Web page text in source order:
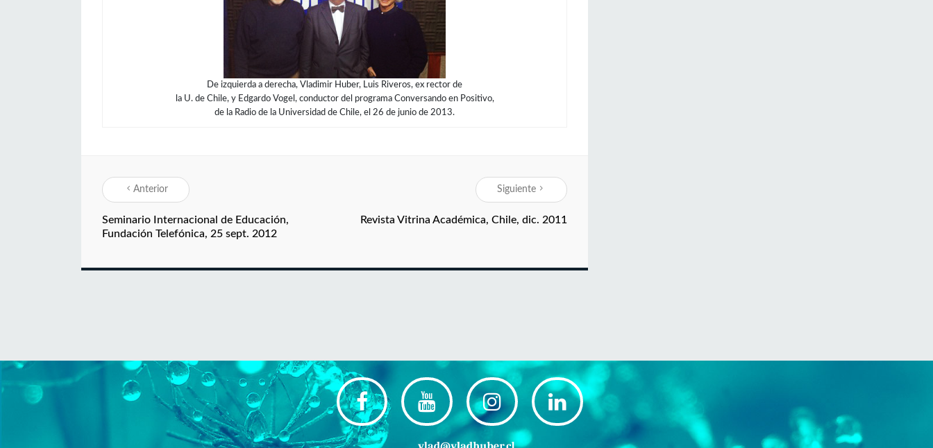
De izquierda a derecha, Vladimir Huber, Luis Riveros, ex rector de
la U. de Chile, y Edgardo Vogel, conductor del programa Conversando en Positivo,
de la Radio de la Universidad de Chile, el 26 de junio de 2013.
Anterior
Seminario Internacional de Educación,
Fundación Telefónica, 25 sept. 2012
Siguiente
Revista Vitrina Académica, Chile, dic. 2011